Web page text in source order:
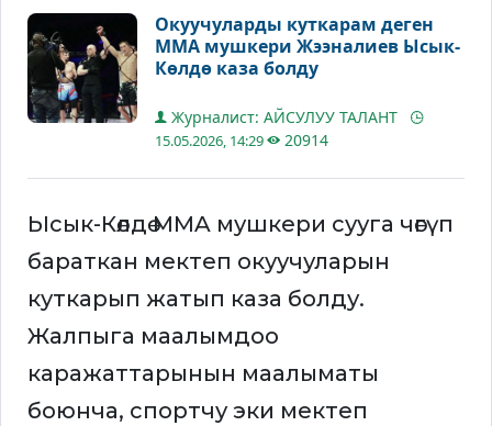
Окуучуларды куткарам деген
ММА мушкери Жээналиев Ысык-
Көлдө каза болду
Журналист: АЙСУЛУУ ТАЛАНТ
15.05.2026, 14:29 20914
Ысык-Көлдө MMA мушкери сууга чөгүп
бараткан мектеп окуучуларын
куткарып жатып каза болду.
Жалпыга маалымдоо
каражаттарынын маалыматы
боюнча, спортчу эки мектеп